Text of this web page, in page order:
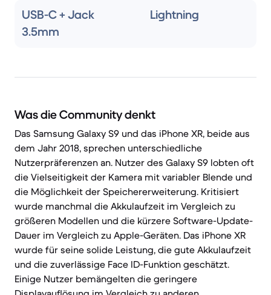
USB-C + Jack
3.5mm
Lightning
Was die Community denkt
Das Samsung Galaxy S9 und das iPhone XR, beide aus
dem Jahr 2018, sprechen unterschiedliche
Nutzerpräferenzen an. Nutzer des Galaxy S9 lobten oft
die Vielseitigkeit der Kamera mit variabler Blende und
die Möglichkeit der Speichererweiterung. Kritisiert
wurde manchmal die Akkulaufzeit im Vergleich zu
größeren Modellen und die kürzere Software-Update-
Dauer im Vergleich zu Apple-Geräten. Das iPhone XR
wurde für seine solide Leistung, die gute Akkulaufzeit
und die zuverlässige Face ID-Funktion geschätzt.
Einige Nutzer bemängelten die geringere